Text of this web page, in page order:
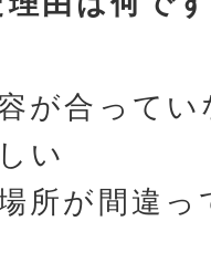
が合ってい
い
所が間違っ